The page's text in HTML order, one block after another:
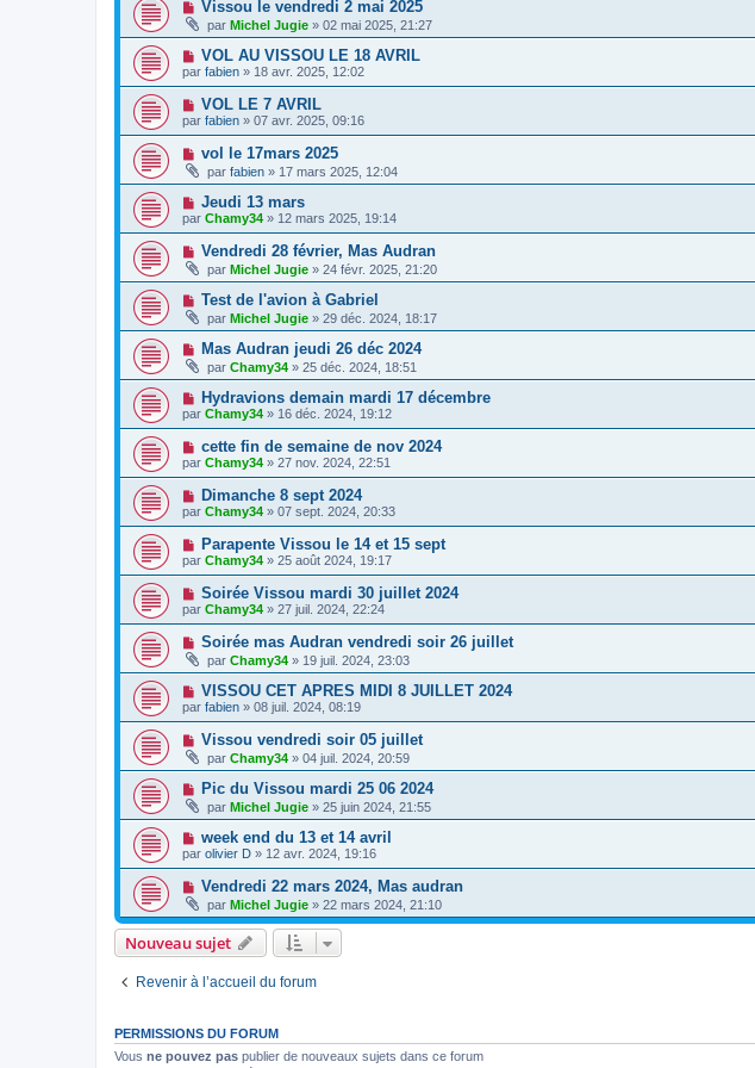
Vissou le vendredi 2 mai 2025
par Michel Jugie » 02 mai 2025, 21:27
VOL AU VISSOU LE 18 AVRIL
par fabien » 18 avr. 2025, 12:02
VOL LE 7 AVRIL
par fabien » 07 avr. 2025, 09:16
vol le 17mars 2025
par fabien » 17 mars 2025, 12:04
Jeudi 13 mars
par Chamy34 » 12 mars 2025, 19:14
Vendredi 28 février, Mas Audran
par Michel Jugie » 24 févr. 2025, 21:20
Test de l'avion à Gabriel
par Michel Jugie » 29 déc. 2024, 18:17
Mas Audran jeudi 26 déc 2024
par Chamy34 » 25 déc. 2024, 18:51
Hydravions demain mardi 17 décembre
par Chamy34 » 16 déc. 2024, 19:12
cette fin de semaine de nov 2024
par Chamy34 » 27 nov. 2024, 22:51
Dimanche 8 sept 2024
par Chamy34 » 07 sept. 2024, 20:33
Parapente Vissou le 14 et 15 sept
par Chamy34 » 25 août 2024, 19:17
Soirée Vissou mardi 30 juillet 2024
par Chamy34 » 27 juil. 2024, 22:24
Soirée mas Audran vendredi soir 26 juillet
par Chamy34 » 19 juil. 2024, 23:03
VISSOU CET APRES MIDI 8 JUILLET 2024
par fabien » 08 juil. 2024, 08:19
Vissou vendredi soir 05 juillet
par Chamy34 » 04 juil. 2024, 20:59
Pic du Vissou mardi 25 06 2024
par Michel Jugie » 25 juin 2024, 21:55
week end du 13 et 14 avril
par olivier D » 12 avr. 2024, 19:16
Vendredi 22 mars 2024, Mas audran
par Michel Jugie » 22 mars 2024, 21:10
Nouveau sujet
Revenir à l’accueil du forum
PERMISSIONS DU FORUM
Vous ne pouvez pas publier de nouveaux sujets dans ce forum